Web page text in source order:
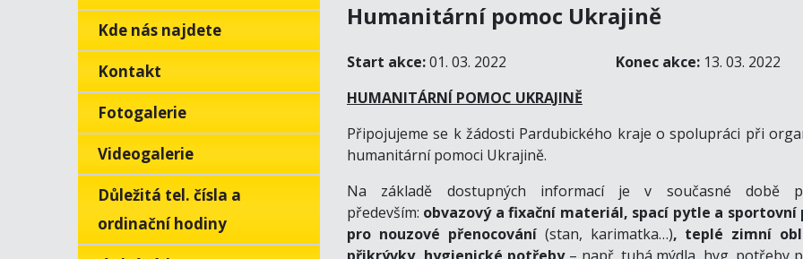
Kde nás najdete
Kontakt
Fotogalerie
Videogalerie
Důležitá tel. čísla a
ordinační hodiny
Humanitární pomoc Ukrajině
Start akce:01. 03. 2022 Konec akce: 13. 03. 2022
HUMANITÁRNÍ POMOC UKRAJINĚ
Připojujeme se k žádosti Pardubického kraje o spolupráci při
humanitární pomoci Ukrajině.
Na základě dostupných informací je v současné době
především: obvazový a fixační materiál, spací pytle a sportovní
pro nouzové přenocování (stan, karimatka…), teplé zimní